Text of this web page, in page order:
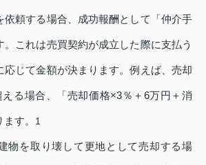
依頼する場合、成功報酬として「仲介手
これは売買契約が成立した際に支払う
応じて金額が決まります。例えば、売却
る場合、「売却価格×3％＋6万円＋消
す。 1
物を取り壊して更地として売却する場